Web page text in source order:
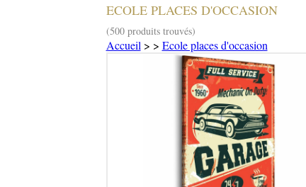
ECOLE PLACES D'OCCASION
(500 produits trouvés)
Accueil> > Ecole places d'occasion